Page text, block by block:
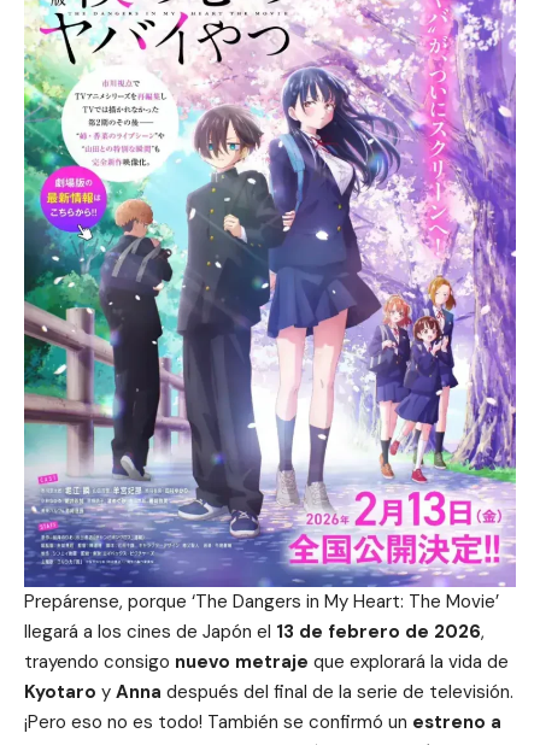
Prepárense, porque ‘The Dangers in My Heart: The Movie’
llegará a los cines de Japón el 13 de febrero de 2026,
trayendo consigo nuevo metraje que explorará la vida de
Kyotaro y Anna después del final de la serie de televisión.
¡Pero eso no es todo! También se confirmó un estreno a